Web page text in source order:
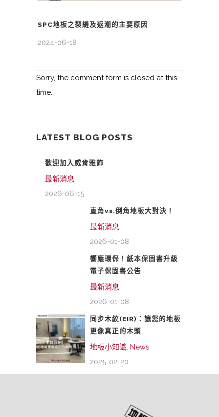
SPC地板之裂縫及返潮的主要原因
2024-06-18
Sorry, the comment form is closed at this
time.
LATEST BLOG POSTS
歡迎加入威肯雅飾
最新消息
2026-06-15
直角vs.倒角地板大對決！
最新消息
2026-01-08
響應環保！紙本保固書升級
電子保固書公告
最新消息
2026-01-08
同步木紋(EIR)：讓您的地板
更像真正的木頭
地板小知識, News
2025-02-20